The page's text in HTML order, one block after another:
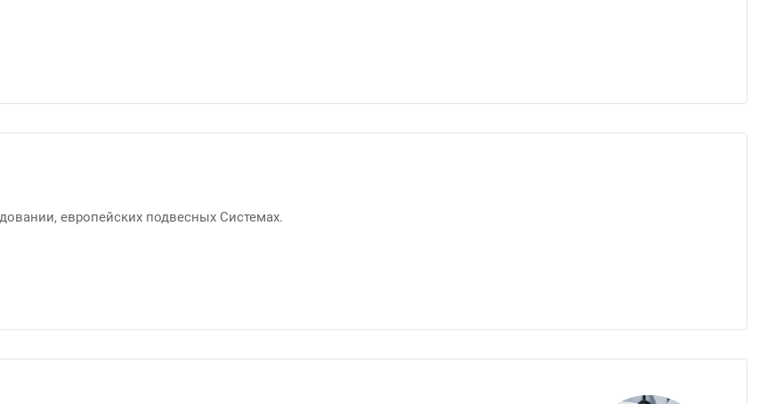
европейских подвесных Системах.